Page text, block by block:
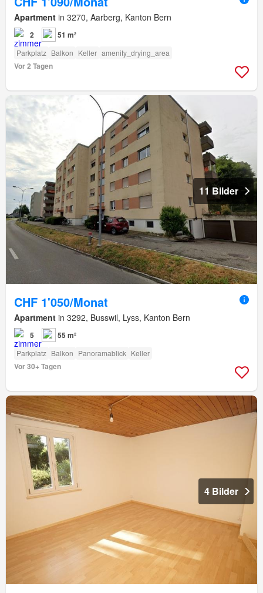
Apartment in 3270, Aarberg, Kanton Bern
2 51 m²
Parkplatz Balkon Keller amenity_drying_area
Vor 2 Tagen
11 Bilder
CHF 1'050/Monat
Apartment in 3292, Busswil, Lyss, Kanton Bern
5 55 m²
Parkplatz Balkon Panoramablick Keller
Vor 30+ Tagen
4 Bilder